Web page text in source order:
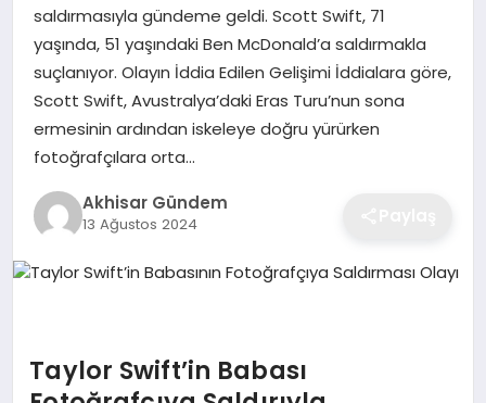
saldırmasıyla gündeme geldi. Scott Swift, 71
yaşında, 51 yaşındaki Ben McDonald’a saldırmakla
suçlanıyor. Olayın İddia Edilen Gelişimi İddialara göre,
Scott Swift, Avustralya’daki Eras Turu’nun sona
ermesinin ardından iskeleye doğru yürürken
fotoğrafçılara orta…
Akhisar Gündem
13 Ağustos 2024
Taylor Swift’in Babası